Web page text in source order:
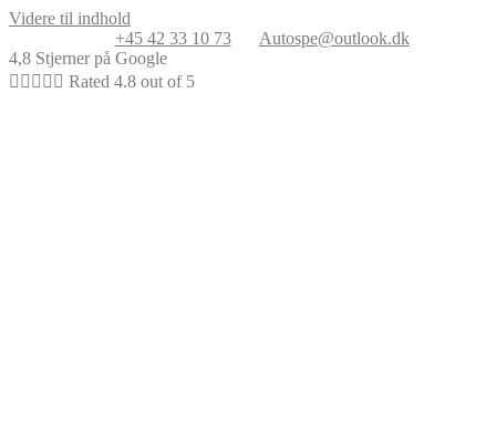
Videre til indhold
+45 42 33 10 73
Autospe@outlook.dk
4,8 Stjerner på Google
     Rated 4.8 out of 5